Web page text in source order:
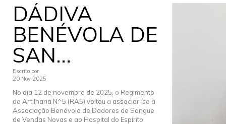
DÁDIVA
BENÉVOLA DE
SAN...
Escrito por
20 Nov 2025
No dia 12 de novembro de 2025, o Regimento
de Artilharia N.º 5 (RA5) voltou a associar-se à
Associação Benévola de Dadores de Sangue
de Vendas Novas e ao Hospital do Espírito